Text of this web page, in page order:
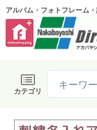
アルバム・フォトフレーム
カテゴリ